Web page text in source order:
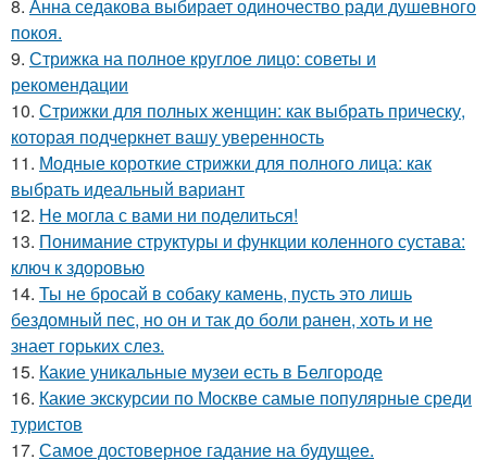
8. Анна седакова выбирает одиночество ради душевного
покоя.
9. Стрижка на полное круглое лицо: советы и
рекомендации
10. Стрижки для полных женщин: как выбрать прическу,
которая подчеркнет вашу уверенность
11. Модные короткие стрижки для полного лица: как
выбрать идеальный вариант
12. Не могла с вами ни поделиться!
13. Понимание структуры и функции коленного сустава:
ключ к здоровью
14. Ты не бросай в собаку камень, пусть это лишь
бездомный пес, но он и так до боли ранен, хоть и не
знает горьких слез.
15. Какие уникальные музеи есть в Белгороде
16. Какие экскурсии по Москве самые популярные среди
туристов
17. Самое достоверное гадание на будущее.